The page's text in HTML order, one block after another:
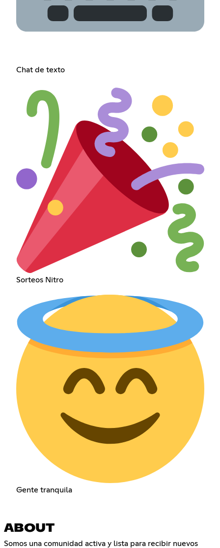
Chat de texto
Sorteos Nitro
Gente tranquila
ABOUT
Somos una comunidad activa y lista para recibir nuevos